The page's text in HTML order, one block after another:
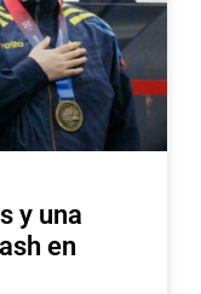
y una
en